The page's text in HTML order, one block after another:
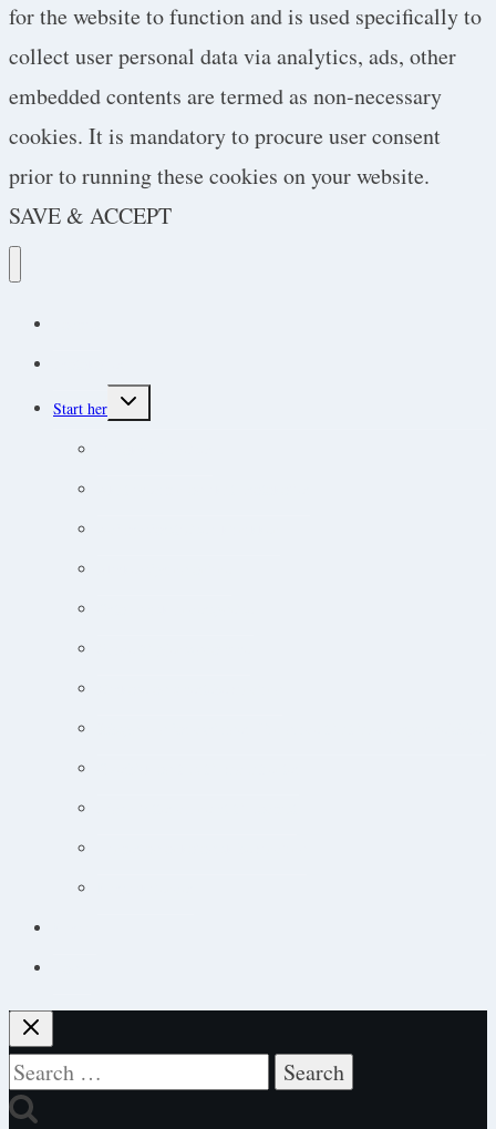
for the website to function and is used specifically to
collect user personal data via analytics, ads, other
embedded contents are termed as non-necessary
cookies. It is mandatory to procure user consent
prior to running these cookies on your website.
SAVE & ACCEPT
Start her
Toggle
child
Search
for: